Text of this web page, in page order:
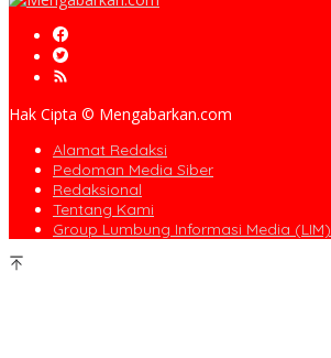
Hak Cipta © Mengabarkan.com
Alamat Redaksi
Pedoman Media Siber
Redaksional
Tentang Kami
Group Lumbung Informasi Media (LIM)